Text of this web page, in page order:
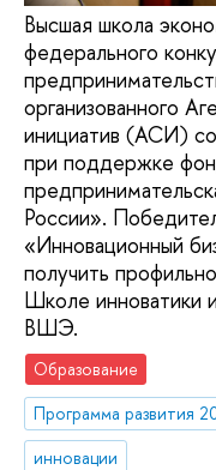
Высшая школа
федерального
организованного
инициатив (АСИ)
при поддержке
России».
«Инновационный
получить
Школе инноватики
ВШЭ.
Образование
Программа развития
инновации